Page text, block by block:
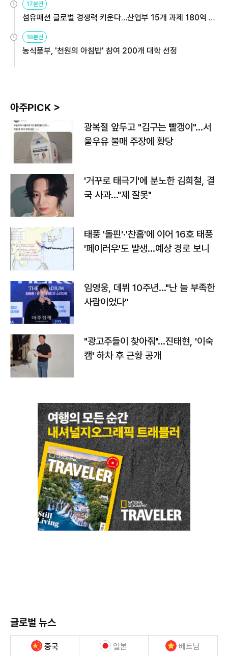
17분전
섬유패션 글로벌 경쟁력 키운다…산업부 15개 과제 180억 지
18분전
농식품부, '천원의 아침밥' 참여 200개 대학 선정
아주PICK >
광복절 앞두고 "김구는 빨갱이"…서
울우유 불매 주장에 황당
'거꾸로 태극기'에 분노한 김희철, 결
국 사과…"제 잘못"
태풍 '돌핀'·'찬홈'에 이어 16호 태풍
'페이러우'도 발생…예상 경로 보니
임영웅, 데뷔 10주년…"난 늘 부족한
사람이었다"
"광고주들이 찾아줘"…진태현, '이숙
캠' 하차 후 근황 공개
글로벌 뉴스
중국 일본 베트남